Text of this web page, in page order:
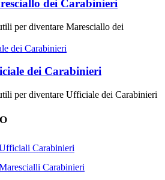
dei Carabinieri
per diventare Maresciallo dei
dei Carabinieri
per diventare Ufficiale dei Carabinieri
Carabinieri
Carabinieri